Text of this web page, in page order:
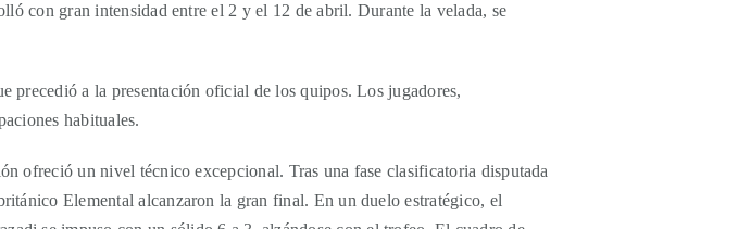
con gran intensidad entre el 2 y el 12 de abril. Durante la velada, se
precedió a la presentación oficial de los quipos. Los jugadores,
habituales.
ofreció un nivel técnico excepcional. Tras una fase clasificatoria disputada
Elemental alcanzaron la gran final. En un duelo estratégico, el